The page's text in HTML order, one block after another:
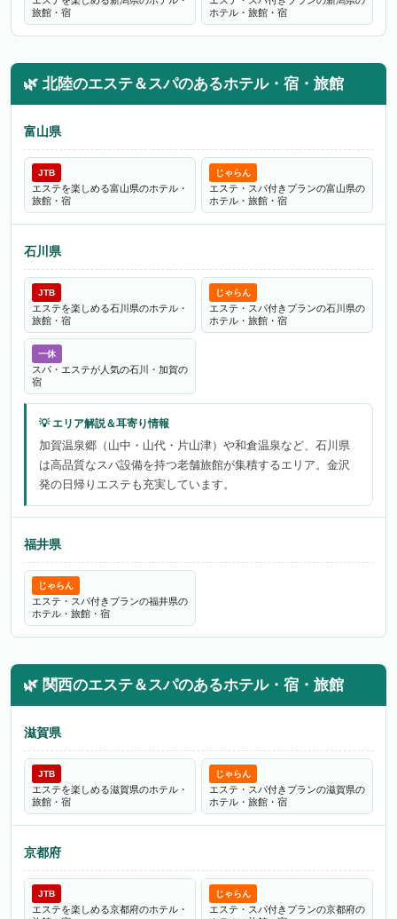
旅館・宿
ホテル・旅館・宿
🌿 北陸のエステ＆スパのあるホテル・宿・旅館
富山県
JTB
エステを楽しめる富山県のホテル・
旅館・宿
じゃらん
エステ・スパ付きプランの富山県の
ホテル・旅館・宿
石川県
JTB
エステを楽しめる石川県のホテル・
旅館・宿
じゃらん
エステ・スパ付きプランの石川県の
ホテル・旅館・宿
一休
スパ・エステが人気の石川・加賀の
宿
加賀温泉郷（山中・山代・片山津）や和倉温泉など、石川県
は高品質なスパ設備を持つ老舗旅館が集積するエリア。金沢
発の日帰りエステも充実しています。
福井県
じゃらん
エステ・スパ付きプランの福井県の
ホテル・旅館・宿
🌿 関西のエステ＆スパのあるホテル・宿・旅館
滋賀県
JTB
エステを楽しめる滋賀県のホテル・
旅館・宿
じゃらん
エステ・スパ付きプランの滋賀県の
ホテル・旅館・宿
京都府
JTB
エステを楽しめる京都府のホテル・
じゃらん
エステ・スパ付きプランの京都府の